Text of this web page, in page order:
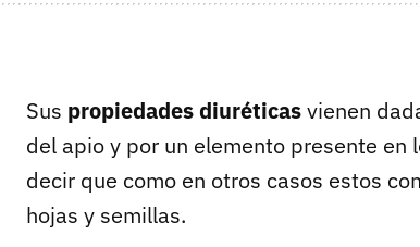
Sus propiedades diuréticasvienen
del apio y por un elemento presente en
decir que como en otros casos estos
hojas y semillas.